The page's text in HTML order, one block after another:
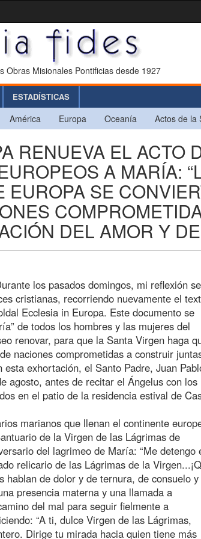
Obras Misionales Pontificias desde 1927
ESTADÍSTICAS
América Europa Oceanía Actos de la
RENUEVA EL ACTO
A MARÍA:
EUROPA SE
DEL AMOR Y
los pasados domingos, mi reflexión se
cristianas, recorriendo nuevamente el
Ecclesia in Europa. Este documento se
de todos los hombres y las mujeres del
renovar, para que la Santa Virgen haga
naciones comprometidas a construir
exhortación, el Santo Padre, Juan
agosto, antes de recitar el Ángelus con los
en el patio de la residencia estival de
marianos que llenan el continente
de la Virgen de las Lágrimas de
del lagrimeo de María: “Me detengo
relicario de las Lágrimas de la
hablan de dolor y de ternura, de consuelo
presencia materna y una llamada a
del mal para seguir fielmente a
“A ti, dulce Virgen de las Lágrimas,
Dirige tu mirada hacia quien tiene más